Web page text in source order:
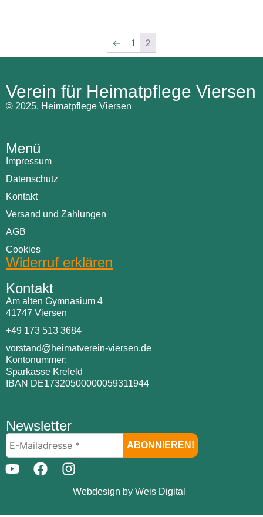
← 1 2
Verein für Heimatpflege Viersen
© 2025, Heimatpflege Viersen
Menü
Impressum
Datenschutz
Kontakt
Versand und Zahlungen
AGB
Cookies
Widerruf erklären
Kontakt
Am alten Gymnasium 4
41747 Viersen
+49 173 513 3684
vorstand@heimatverein-viersen.de
Kontonummer:
Sparkasse Krefeld
IBAN DE17320500000059311944
Newsletter
Webdesign by Weis Digital